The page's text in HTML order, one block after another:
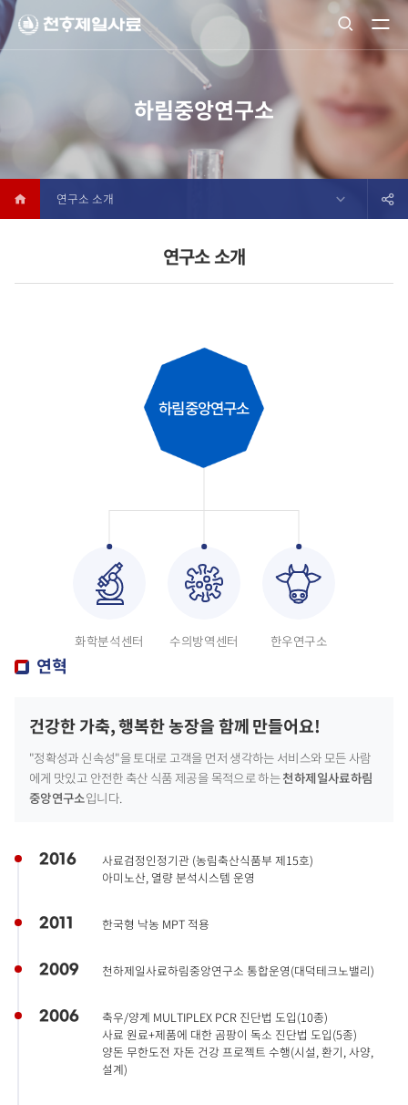
하림중앙연구소
연구소 소개
연구소 소개
하림중앙연구소
화학분석센터 수의방역센터 한우연구소
연혁
건강한 가축, 행복한 농장을 함께 만들어요!
"정확성과 신속성"을 토대로 고객을 먼저 생각하는 서비스와 모든 사람
에게 맛있고 안전한 축산 식품 제공을 목적으로 하는천하제일사료하림
중앙연구소입니다.
2016
사료검정인정기관 (농림축산식품부 제15호)
아미노산, 열량 분석시스템 운영
2011 한국형 낙농 MPT 적용
2009 천하제일사료하림중앙연구소 통합운영(대덕테크노밸리)
2006
축우/양계 MULTIPLEX PCR 진단법 도입(10종)
사료 원료+제품에 대한 곰팡이 독소 진단법 도입(5종)
양돈 무한도전 자돈 건강 프로젝트 수행(시설, 환기, 사양,
설계)